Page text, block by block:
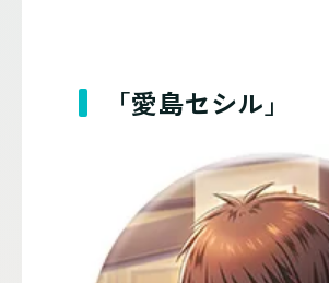
「愛島セシル」